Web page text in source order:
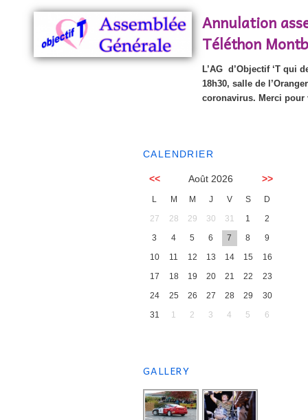
Annulation
Téléthon
L’AG d’Objectif ‘T qui
18h30, salle de
coronavirus. Merci
CALENDRIER
<< Août 2026 >>
L M M J V S
D
27
28 29 30 31 1
2
3
4 5 6 7 8
9
10
11 12 13 14 15
16
17
18 19 20 21 22
23
24
25 26 27 28 29
30
31
1 2 3 4 5 6
GALLERY